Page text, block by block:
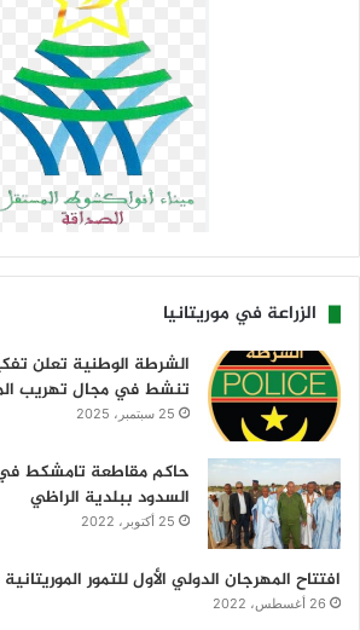
الزراعة في موريتانيا
الشرطة الوطنية تعلن
تنشط في مجال تهريب
25 سبتمبر، 2025
حاكم مقاطعة تامشكط
السدود ببلدية الراظي
25 أكتوبر، 2022
افتتاح المهرجان الدولي الأول للتمور الموريتانية 2022
26 أغسطس، 2022